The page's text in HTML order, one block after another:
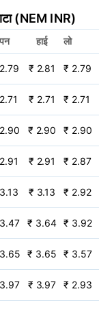
(NEM INR)
हाई लो
₹ 2.81 ₹ 2.79
₹ 2.71 ₹ 2.71
₹ 2.90 ₹ 2.90
₹ 2.91 ₹ 2.87
₹ 3.13 ₹ 2.92
₹ 3.64 ₹ 3.92
₹ 3.65 ₹ 3.57
₹ 3.97 ₹ 2.93